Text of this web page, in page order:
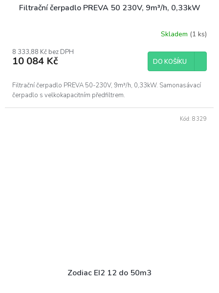
Filtrační čerpadlo PREVA 50 230V, 9m³/h, 0,33kW
Skladem (1 ks)
8 333,88 Kč bez DPH
10 084 Kč DO KOŠÍKU
Filtrační čerpadlo PREVA 50-230V, 9m³/h, 0,33kW. Samonasávací
čerpadlo s velkokapacitním předfiltrem.
Zodiac EI2 12 do 50m3
Kód: 8329